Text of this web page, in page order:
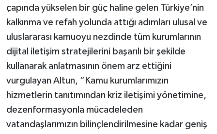
çapında yükselen bir güç haline gelen Türkiye’nin
kalkınma ve refah yolunda attığı adımları ulusal ve
uluslararası kamuoyu nezdinde tüm kurumlarının
dijital iletişim stratejilerini başarılı bir şekilde
kullanarak anlatmasının önem arz ettiğini
vurgulayan Altun, “Kamu kurumlarımızın
hizmetlerin tanıtımından kriz iletişimi yönetimine,
dezenformasyonla mücadeleden
vatandaşlarımızın bilinçlendirilmesine kadar geniş